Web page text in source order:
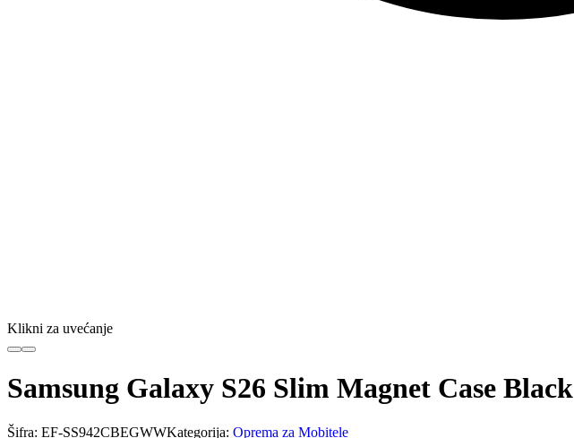
Klikni za uvećanje
Samsung Galaxy S26 Slim Magnet Case Black
Šifra: EF-SS942CBEGWWKategorija: Oprema za Mobitele